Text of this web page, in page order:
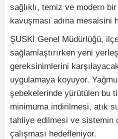
sağlıklı, temiz ve modern
kavuşması adına mesaisini
ŞUSKİ Genel Müdürlüğü,
sağlamlaştırırken yeni
gereksinimlerini
uygulamaya koyuyor.
şebekelerinde yürütülen bu
minimuma indirilmesi, atık
tahliye edilmesi ve sistemin
çalışması hedefleniyor.